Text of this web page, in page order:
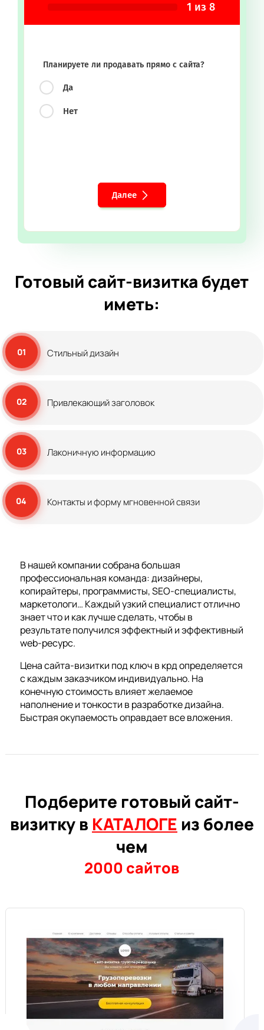
1 из 8
Планируете ли продавать прямо с сайта?
Да
Нет
Далее
Готовый сайт-визитка будет
иметь:
01 Стильный дизайн
02 Привлекающий заголовок
03 Лаконичную информацию
04 Контакты и форму мгновенной связи
В нашей компании собрана большая
профессиональная команда: дизайнеры,
копирайтеры, программисты, SEO-специалисты,
маркетологи… Каждый узкий специалист отлично
знает что и как лучше сделать, чтобы в
результате получился эффектный и эффективный
web-ресурс.
Цена сайта-визитки под ключ в крд определяется
с каждым заказчиком индивидуально. На
конечную стоимость влияет желаемое
наполнение и тонкости в разработке дизайна.
Быстрая окупаемость оправдает все вложения.
Подберите готовый сайт-
визитку в КАТАЛОГЕ из более
чем
2000 сайтов